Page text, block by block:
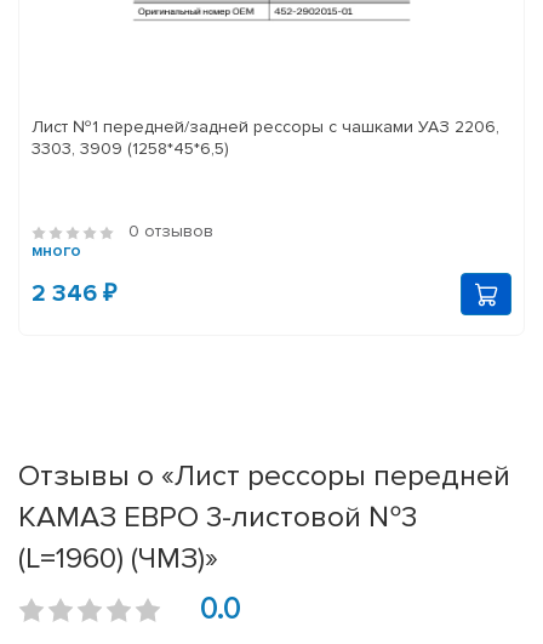
Лист №1 передней/задней рессоры с чашками УАЗ 2206,
3303, 3909 (1258*45*6,5)
0 отзывов
много
2 346 ₽
Отзывы о «Лист рессоры передней
КАМАЗ ЕВРО 3-листовой №3
(L=1960) (ЧМЗ)»
0.0